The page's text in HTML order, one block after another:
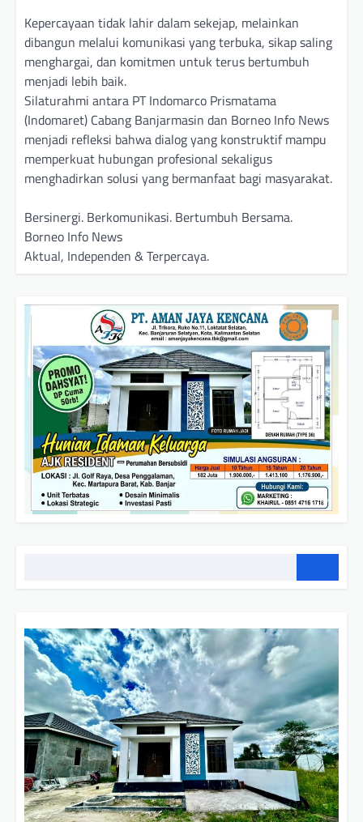
Kepercayaan tidak lahir dalam sekejap, melainkan
dibangun melalui komunikasi yang terbuka, sikap saling
menghargai, dan komitmen untuk terus bertumbuh
menjadi lebih baik.
Silaturahmi antara PT Indomarco Prismatama
(Indomaret) Cabang Banjarmasin dan Borneo Info News
menjadi refleksi bahwa dialog yang konstruktif mampu
memperkuat hubungan profesional sekaligus
menghadirkan solusi yang bermanfaat bagi masyarakat.
Bersinergi. Berkomunikasi. Bertumbuh Bersama.
Borneo Info News
Aktual, Independen & Terpercaya.